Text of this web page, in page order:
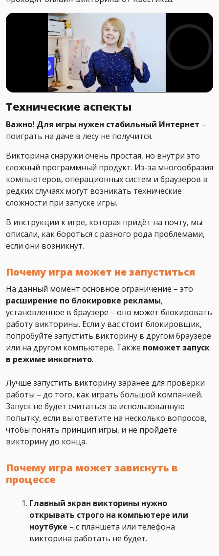
Технические аспекты
Важно! Для игры нужен стабильный Интернет –
поиграть на даче в лесу не получится.
Викторина снаружи очень простая, но внутри это
сложный программный продукт. Из-за многообразия
компьютеров, операционных систем и браузеров в
редких случаях могут возникать технические
сложности при запуске игры.
В инструкции к игре, которая придёт на почту, мы
описали, как бороться с разного рода проблемами,
если они возникнут.
Почему игра может не запуститься
На данный момент основное ограничение – это
расширение по блокировке рекламы,
установленное в браузере – оно может блокировать
работу викторины. Если у вас стоит блокировщик,
попробуйте запустить викторину в другом браузере
или на другом компьютере. Также поможет запуск
в режиме инкогнито.
Лучше запустить викторину заранее для проверки
работы – до того, как играть большой компанией.
Запуск не будет считаться за использованную
попытку, если вы ответите на несколько вопросов,
чтобы понять принцип игры, и не пройдёте
викторину до конца.
Почему игра может зависнуть в
процессе
Главный экран викторины нужно
открывать строго на компьютере или
ноутбуке – с планшета или телефона
викторина работать не будет.